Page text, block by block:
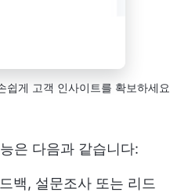
게 고객 인사이트를 확보하세요
은 다음과 같습니다:
백, 설문조사 또는 리드